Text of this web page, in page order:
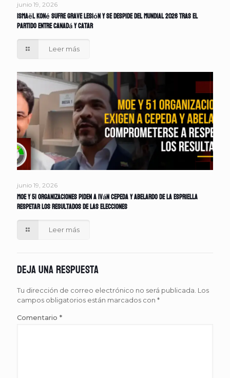
junio 19, 2026
Ismaël Koné sufre grave lesión y se despide del Mundial 2026 tras el
partido entre Canadá y Catar
Leer más
junio 19, 2026
MOE y 51 organizaciones piden a Iván Cepeda y Abelardo de la Espriella
respetar los resultados de las elecciones
Leer más
Deja una respuesta
Tu dirección de correo electrónico no será publicada. Los
campos obligatorios están marcados con *
Comentario *